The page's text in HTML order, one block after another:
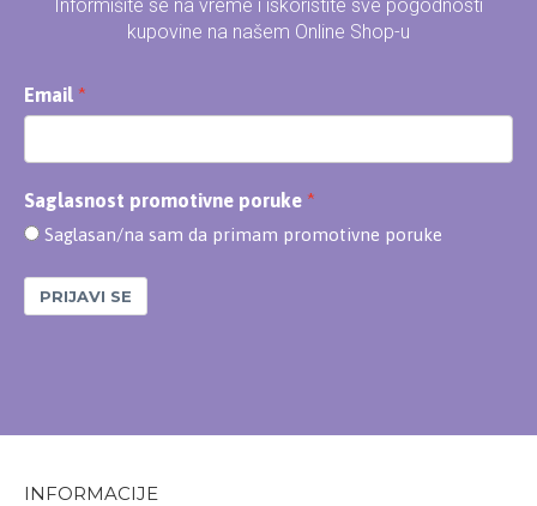
Informišite se na vreme i iskoristite sve pogodnosti
kupovine na našem Online Shop-u
Email
Saglasnost promotivne poruke
Saglasan/na sam da primam promotivne poruke
PRIJAVI SE
INFORMACIJE